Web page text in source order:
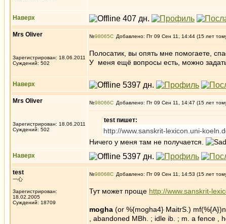
Наверх
Mrs Oliver
Зарегистрирован: 18.06.2011
Суждений: 502
№98065 Добавлено: Пт 09 Сен 11, 14:44 (15 лет
Полосатик, вы опять мне помогаете,
У меня ещё вопросы есть, можно
Наверх
Mrs Oliver
Зарегистрирован: 18.06.2011
Суждений: 502
№98066 Добавлено: Пт 09 Сен 11, 14:47 (15 лет
test пишет:
http://www.sanskrit-lexicon.uni-
Ничего у меня там не получается.
Наверх
test
一心
Зарегистрирован:
18.02.2005
Суждений: 18709
№98068 Добавлено: Пт 09 Сен 11, 14:53 (15 лет
Тут может проще http://www.sanskrit-
mogha (or %{mogha4} MaitrS.)
, abandoned MBh. ; idle ib. ; m. a fence ,